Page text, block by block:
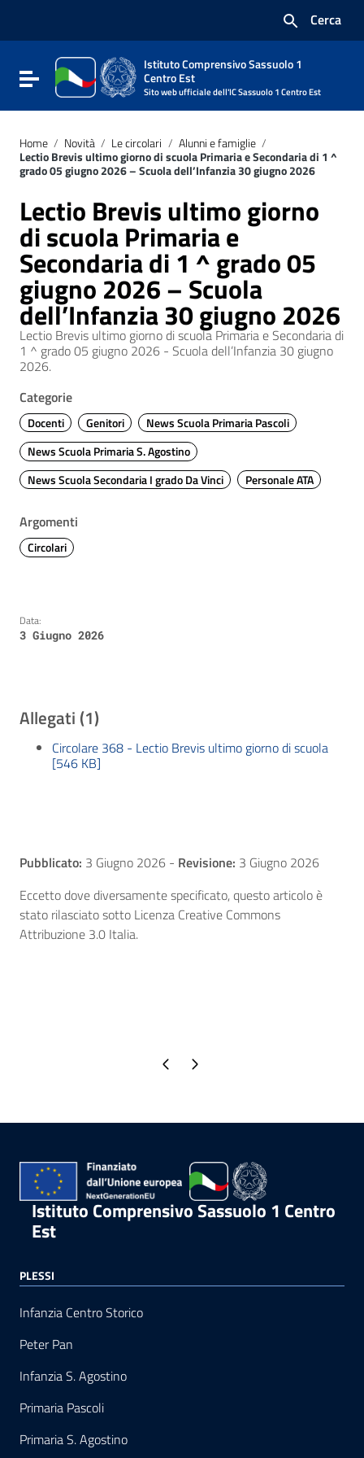
Vai al footer
Cerca
Attiva / disattiva la navigazione
Istituto Comprensivo Sassuolo 1
Centro Est
Sito web ufficiale dell'IC Sassuolo 1 Centro Est
Home / Novità / Le circolari / Alunni e famiglie /
Lectio Brevis ultimo giorno di scuola Primaria e Secondaria di 1 ^
grado 05 giugno 2026 – Scuola dell’Infanzia 30 giugno 2026
Lectio Brevis ultimo giorno
di scuola Primaria e
Secondaria di 1 ^ grado 05
giugno 2026 – Scuola
dell’Infanzia 30 giugno 2026
Lectio Brevis ultimo giorno di scuola Primaria e Secondaria di
1 ^ grado 05 giugno 2026 - Scuola dell’Infanzia 30 giugno
2026.
Categorie
Docenti Genitori
News Scuola Primaria Pascoli
News Scuola Primaria S. Agostino
News Scuola Secondaria I grado Da Vinci
Personale ATA
Argomenti
Circolari
Data:
3 Giugno 2026
Allegati (1)
Circolare 368 - Lectio Brevis ultimo giorno di scuola
[546 KB]
Pubblicato: 3 Giugno 2026 - Revisione: 3 Giugno 2026
Eccetto dove diversamente specificato, questo articolo è
stato rilasciato sotto Licenza Creative Commons
Attribuzione 3.0 Italia.
Pagina precedente
Pagina successiva
Istituto Comprensivo Sassuolo 1 Centro
Est
PLESSI
Infanzia Centro Storico
Peter Pan
Infanzia S. Agostino
Primaria Pascoli
Primaria S. Agostino